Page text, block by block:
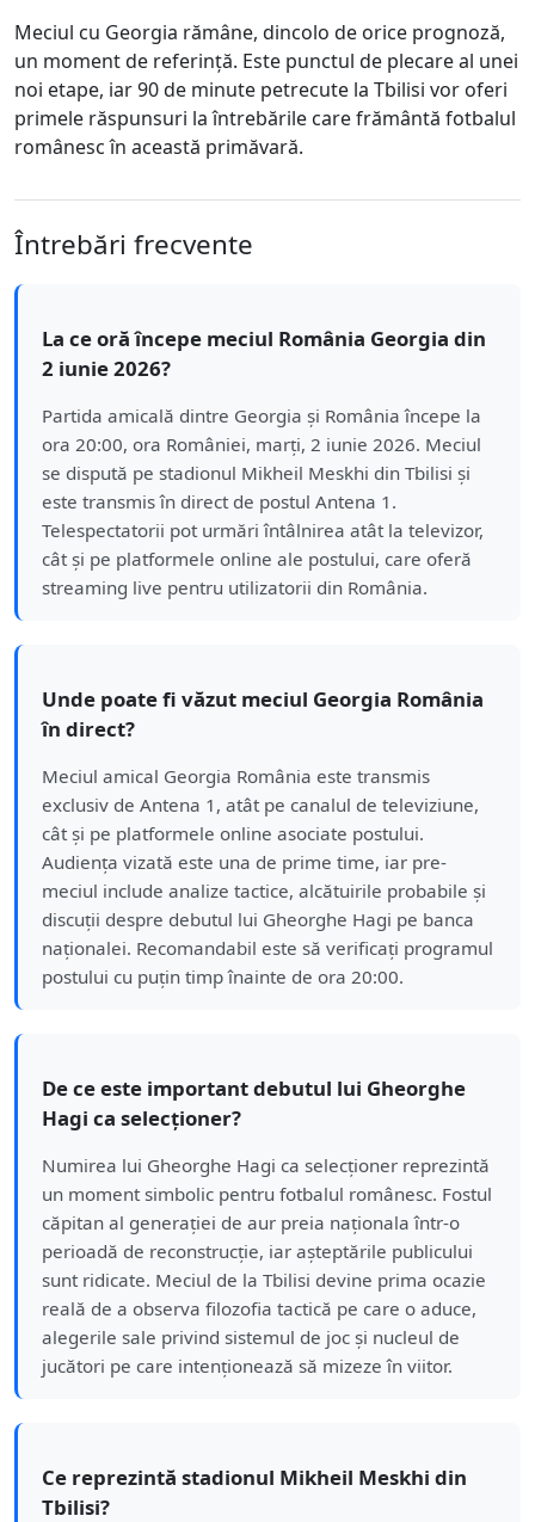
Meciul cu Georgia rămâne, dincolo de orice prognoză,
un moment de referință. Este punctul de plecare al unei
noi etape, iar 90 de minute petrecute la Tbilisi vor oferi
primele răspunsuri la întrebările care frământă fotbalul
românesc în această primăvară.
Întrebări frecvente
La ce oră începe meciul România Georgia din
2 iunie 2026?
Partida amicală dintre Georgia și România începe la
ora 20:00, ora României, marți, 2 iunie 2026. Meciul
se dispută pe stadionul Mikheil Meskhi din Tbilisi și
este transmis în direct de postul Antena 1.
Telespectatorii pot urmări întâlnirea atât la televizor,
cât și pe platformele online ale postului, care oferă
streaming live pentru utilizatorii din România.
Unde poate fi văzut meciul Georgia România
în direct?
Meciul amical Georgia România este transmis
exclusiv de Antena 1, atât pe canalul de televiziune,
cât și pe platformele online asociate postului.
Audiența vizată este una de prime time, iar pre-
meciul include analize tactice, alcătuirile probabile și
discuții despre debutul lui Gheorghe Hagi pe banca
naționalei. Recomandabil este să verificați programul
postului cu puțin timp înainte de ora 20:00.
De ce este important debutul lui Gheorghe
Hagi ca selecționer?
Numirea lui Gheorghe Hagi ca selecționer reprezintă
un moment simbolic pentru fotbalul românesc. Fostul
căpitan al generației de aur preia naționala într-o
perioadă de reconstrucție, iar așteptările publicului
sunt ridicate. Meciul de la Tbilisi devine prima ocazie
reală de a observa filozofia tactică pe care o aduce,
alegerile sale privind sistemul de joc și nucleul de
jucători pe care intenționează să mizeze în viitor.
Ce reprezintă stadionul Mikheil Meskhi din
Tbilisi?